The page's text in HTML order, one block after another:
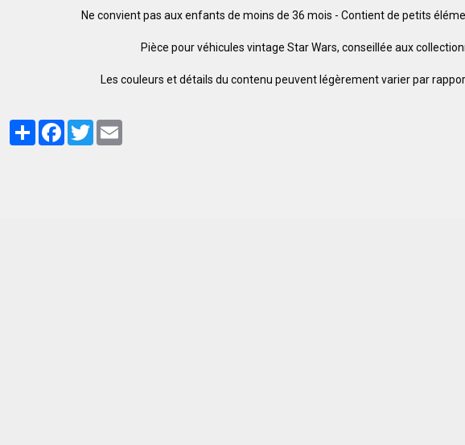
Ne convient pas aux enfants de moins de 36 mois - Contient de petits
Pièce pour véhicules vintage Star Wars, conseillée aux
Les couleurs et détails du contenu peuvent légèrement varier par
PartagerFacebook
TwitterEmail